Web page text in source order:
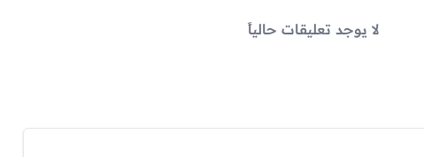
لا يوجد تعليقات حالياً